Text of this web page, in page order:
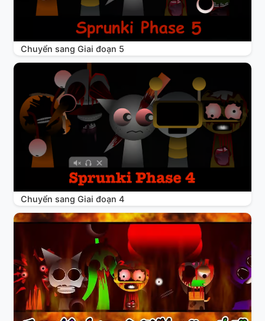
Chuyển sang Giai đoạn 5
Chuyển sang Giai đoạn 4